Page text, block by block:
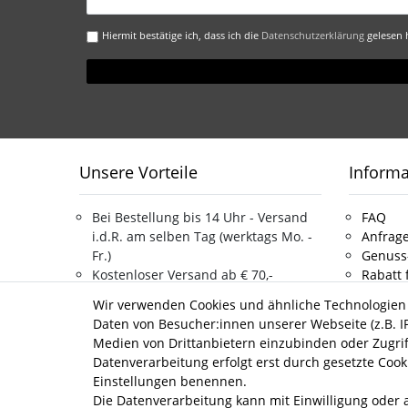
Hiermit bestätige ich, dass ich die Daten­schutz­erklärung gelesen
Unsere Vorteile
Bei Bestellung bis 14 Uhr - Versand
i.d.R. am selben Tag (werktags Mo. -
Fr.)
Kostenloser Versand ab € 70,-
Service Hotline 030 962.777.22
Persönliche Beratung
Umweltfreundliche Verpackung
FAQ
Rabatt
Jobs
Kontakt
Wir verwenden Cookies und ähnliche
Daten von Besucher:innen unserer Webseite (z.B.
Medien von Drittanbietern einzubinden oder
Datenverarbeitung erfolgt erst durch gesetzte
Einstellungen benennen.
Die Datenverarbeitung kann mit Einwilligung